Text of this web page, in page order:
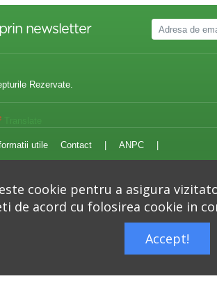
prin newsletter
Rezervate.
utile Contact ANPC
Autoritatea Nationala pentru Protectia
cookie pentru a asigura
de acord cu folosirea cookie in
Accept!